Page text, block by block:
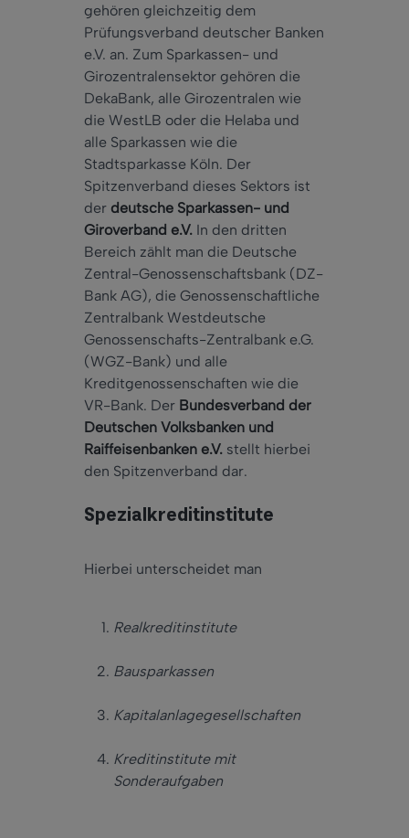
gehören gleichzeitig dem
Prüfungsverband deutscher Banken
e.V. an. Zum Sparkassen- und
Girozentralensektor gehören die
DekaBank, alle Girozentralen wie
die WestLB oder die Helaba und
alle Sparkassen wie die
Stadtsparkasse Köln. Der
Spitzenverband dieses Sektors ist
der deutsche Sparkassen- und
Giroverband e.V. In den dritten
Bereich zählt man die Deutsche
Zentral-Genossenschaftsbank (DZ-
Bank AG), die Genossenschaftliche
Zentralbank Westdeutsche
Genossenschafts-Zentralbank e.G.
(WGZ-Bank) und alle
Kreditgenossenschaften wie die
VR-Bank. Der Bundesverband der
Deutschen Volksbanken und
Raiffeisenbanken e.V. stellt hierbei
den Spitzenverband dar.
Spezialkreditinstitute
Hierbei unterscheidet man
Realkreditinstitute
Bausparkassen
Kapitalanlagegesellschaften
Kreditinstitute mit
Sonderaufgaben